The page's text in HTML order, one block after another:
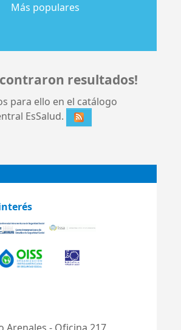
Más populares
resultados!
para ello en el catálogo
EsSalud.